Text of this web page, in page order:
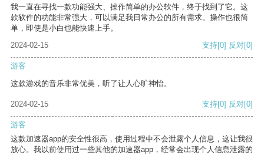
我一直在寻找一款功能强大、操作简单的办公软件，终于找到了它。这
款软件的功能非常强大，可以满足我日常办公的所有需求。操作也很简
单，即使是小白也能快速上手。
2024-02-15
支持[0] 反对[0]
游客
这款游戏的音乐非常优美，听了让人心旷神怡。
2024-02-15 支持[0] 反对[0]
游客
这款加速器app的安全性很高，使用过程中不会泄露个人信息，这让我很
放心。我以前使用过一些其他的加速器app，经常会出现个人信息泄露的